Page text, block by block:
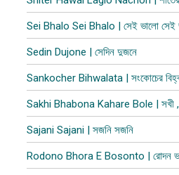
Sei Bhalo Sei Bhalo | সেই ভালো সেই
Sedin Dujone | সেদিন দুজনে
Sankocher Bihwalata | সংকোচের
Sakhi Bhabona Kahare Bole | সখী ,
Sajani Sajani | সজনি সজনি
Rodono Bhora E Bosonto | রোদন